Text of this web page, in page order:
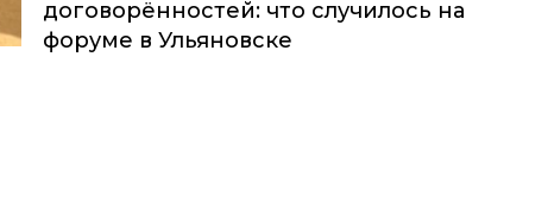
договорённостей: что случилось на
форуме в Ульяновске